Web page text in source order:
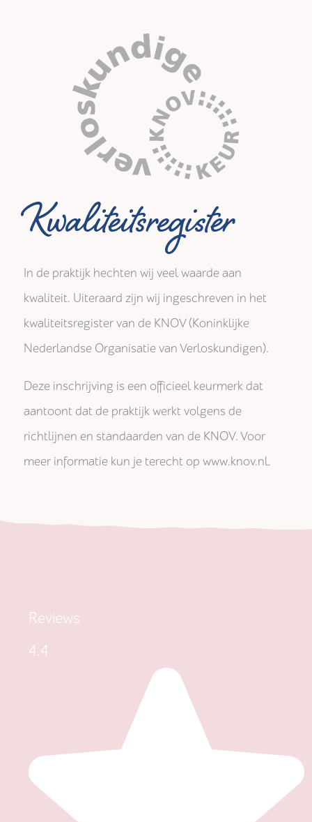
Kwaliteitsregister
In de praktijk hechten wij veel waarde aan
kwaliteit. Uiteraard zijn wij ingeschreven in het
kwaliteitsregister van de KNOV (Koninklijke
Nederlandse Organisatie van Verloskundigen).
Deze inschrijving is een officieel keurmerk dat
aantoont dat de praktijk werkt volgens de
richtlijnen en standaarden van de KNOV. Voor
meer informatie kun je terecht op www.knov.nl.
Reviews
4.4